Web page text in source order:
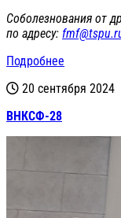
Соболезнования от
по адресу:
Подробнее
20 сентября 2024
ВНКСФ-28